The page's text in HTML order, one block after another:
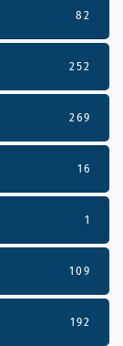
82
252
269
16
1
109
192